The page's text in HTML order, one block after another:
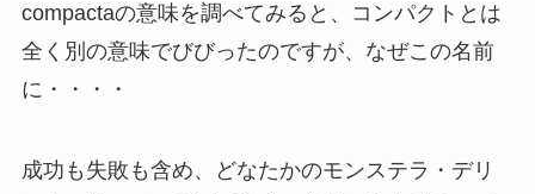
compactaの意味を調べてみると、コンパクトとは
全く別の意味でびびったのですが、なぜこの名前
に・・・・
成功も失敗も含め、どなたかのモンステラ・デリ